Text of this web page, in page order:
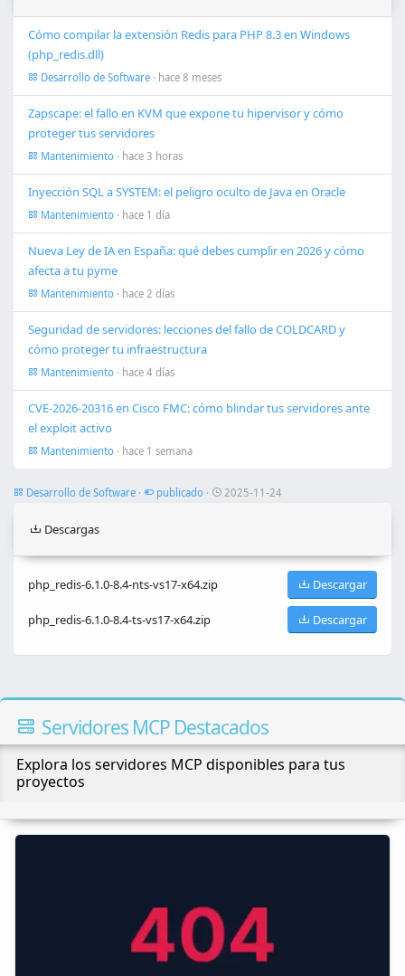
Cómo compilar la extensión Redis para PHP 8.3 en Windows
(php_redis.dll)
Desarrollo de Software · hace 8 meses
Zapscape: el fallo en KVM que expone tu hipervisor y cómo
proteger tus servidores
Mantenimiento · hace 3 horas
Inyección SQL a SYSTEM: el peligro oculto de Java en Oracle
Mantenimiento · hace 1 día
Nueva Ley de IA en España: qué debes cumplir en 2026 y cómo
afecta a tu pyme
Mantenimiento · hace 2 días
Seguridad de servidores: lecciones del fallo de COLDCARD y
cómo proteger tu infraestructura
Mantenimiento · hace 4 días
CVE-2026-20316 en Cisco FMC: cómo blindar tus servidores ante
el exploit activo
Mantenimiento · hace 1 semana
Desarrollo de Software · publicado · 2025-11-24
Descargas
php_redis-6.1.0-8.4-nts-vs17-x64.zip Descargar
php_redis-6.1.0-8.4-ts-vs17-x64.zip Descargar
Servidores MCP Destacados
Explora los servidores MCP disponibles para tus
proyectos